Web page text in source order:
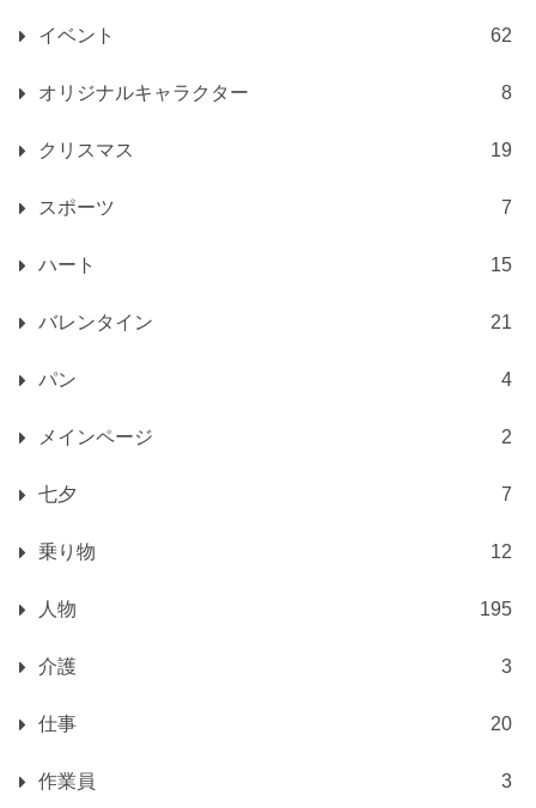
イベント 62
オリジナルキャラクター 8
クリスマス 19
スポーツ 7
ハート 15
バレンタイン 21
パン 4
メインページ 2
七夕 7
乗り物 12
人物 195
介護 3
仕事 20
作業員 3